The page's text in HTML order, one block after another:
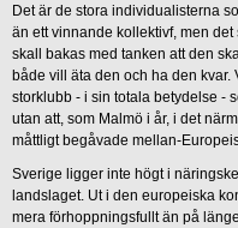
Det är de stora individualisterna
än ett vinnande kollektivf, men
skall bakas med tanken att den
både vill äta den och ha den
storklubb - i sin totala betydelse -
utan att, som Malmö i år, i det
måttligt begåvade mellan-
Sverige ligger inte högt i
landslaget. Ut i den europeiska
mera förhoppningsfullt än på